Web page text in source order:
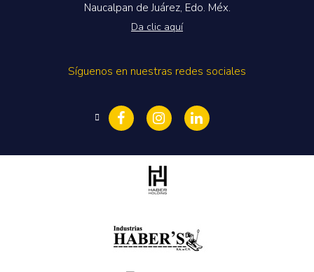
Naucalpan de Juárez, Edo. Méx.
Da clic aquí
Síguenos en nuestras redes sociales